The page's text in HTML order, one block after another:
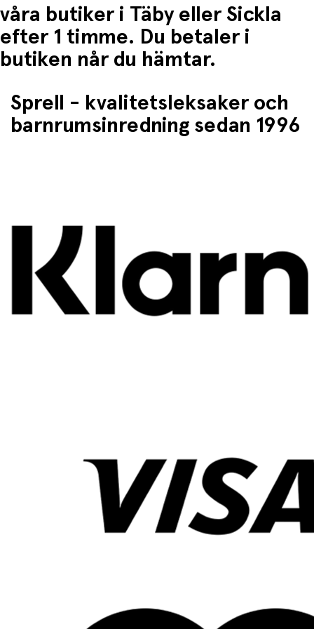
våra butiker i Täby eller Sickla
efter 1 timme. Du betaler i
butiken når du hämtar.
Sprell - kvalitetsleksaker och
barnrumsinredning sedan 1996